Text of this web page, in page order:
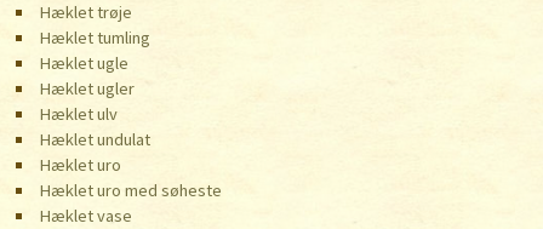
Hæklet trøje
Hæklet tumling
Hæklet ugle
Hæklet ugler
Hæklet ulv
Hæklet undulat
Hæklet uro
Hæklet uro med søheste
Hæklet vase